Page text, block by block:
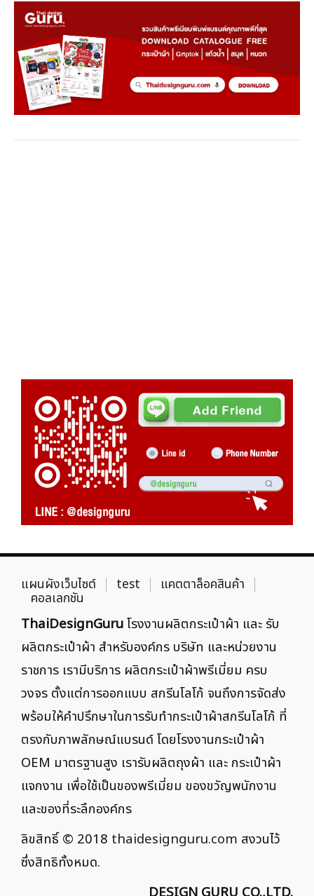
แผนผังเว็บไซต์ test แคตตาล็อคสินค้า
คอลเลกชัน
ThaiDesignGuruโรงงานผลิตกระเป๋าผ้า และ รับ
ผลิตกระเป๋าผ้า สำหรับองค์กร บริษัท และหน่วยงาน
ราชการ เรามีบริการ ผลิตกระเป๋าผ้าพรีเมี่ยม ครบ
วงจร ตั้งแต่การออกแบบ สกรีนโลโก้ จนถึงการจัดส่ง
พร้อมให้คำปรึกษาในการรับทำกระเป๋าผ้าสกรีนโลโก้ ที่
ตรงกับภาพลักษณ์แบรนด์ โดยโรงงานกระเป๋าผ้า
OEM มาตรฐานสูง เรารับผลิตถุงผ้า และ กระเป๋าผ้า
แจกงาน เพื่อใช้เป็นของพรีเมี่ยม ของขวัญพนักงาน
และของที่ระลึกองค์กร
ลิขสิทธิ์ © 2018 thaidesignguru.com สงวนไว้
ซึ่งสิทธิทั้งหมด.